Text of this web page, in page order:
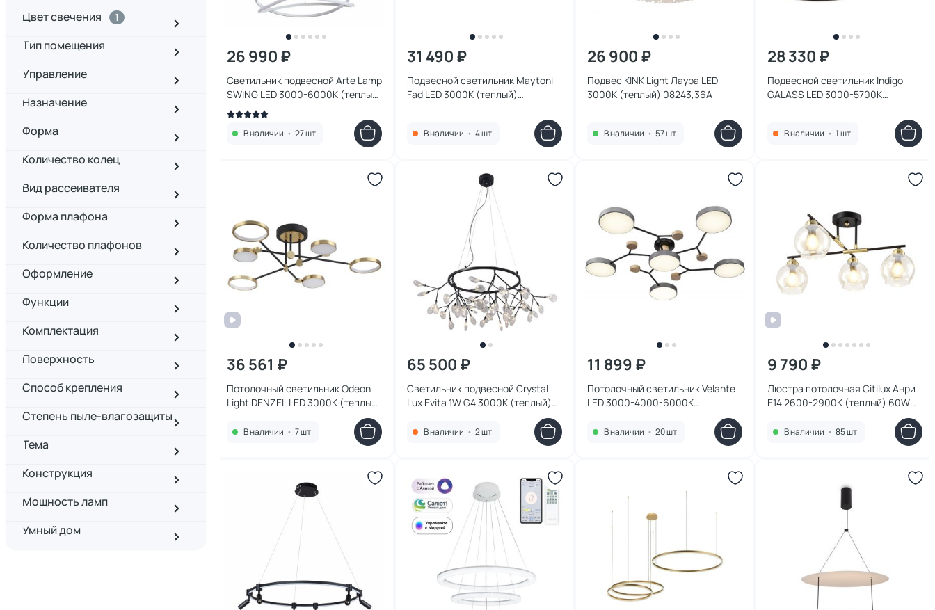
Цвет свечения
1
Тип помещения
Управление
Назначение
Форма
Количество колец
Вид рассеивателя
Форма плафона
Количество плафонов
Оформление
Функции
Комплектация
Поверхность
Способ крепления
Степень пыле-влагозащиты
Тема
Конструкция
Мощность ламп
Умный дом
26 990 ₽
Светильник подвесной Arte Lamp
SWING LED 3000-6000К (теплый,
белый, холодный) A2522SP-2WH
В наличии • 27 шт.
31 490 ₽
Подвесной светильник Maytoni
Fad LED 3000К (теплый)
В наличии • 4 шт.
26 900 ₽
Подвес KINK Light Лаура LED
3000К (теплый) 08243,36A
В наличии • 57 шт.
28 330 ₽
Подвесной светильник Indigo
GALASS LED 3000-5700К
В наличии • 1 шт.
36 561 ₽
Потолочный светильник Odeon
Light DENZEL LED 3000К (теплый)
В наличии • 7 шт.
65 500 ₽
Светильник подвесной Crystal
Lux Evita 1W G4 3000К (теплый)
BLACK/TRANSPARENT
В наличии • 2 шт.
11 899 ₽
Потолочный светильник Velante
LED 3000-4000-6000К
(теплый,белый,холодный) 446-
207-06
В наличии • 20 шт.
9 790 ₽
Люстра потолочная Citilux Анри
E14 2600-2900К (теплый) 60W
В наличии • 85 шт.